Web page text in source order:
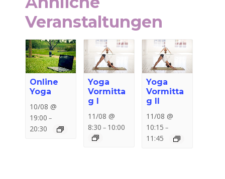
Veranstaltungen
Online
Yoga
10/08 @
19:00 –
20:30
Yoga
Vormitta
g I
11/08 @
8:30 – 10:00
Yoga
Vormitta
g II
11/08 @
10:15 –
11:45